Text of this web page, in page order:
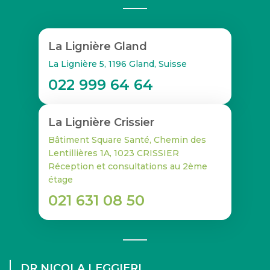
La Lignière Gland
La Lignière 5, 1196 Gland, Suisse
022 999 64 64
La Lignière Crissier
Bâtiment Square Santé, Chemin des
Lentillières 1A, 1023 CRISSIER
Réception et consultations au 2ème
étage
021 631 08 50